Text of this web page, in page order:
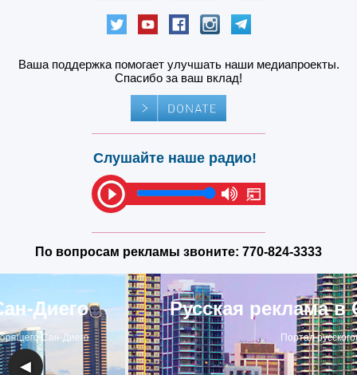
Ваша поддержка помогает улучшать наши медиапроекты.
Спасибо за ваш вклад!
Слушайте наше радио!
По вопросам рекламы звоните: 770-824-3333
Русская реклама в Сан-Диего
Портал русскоговорящего Сан-Диего
◀ ▶